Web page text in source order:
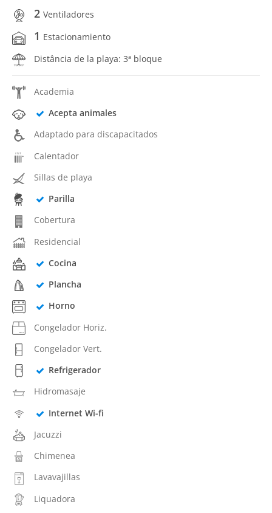
2 Ventiladores
1 Estacionamiento
Distância de la playa: 3ª bloque
Academia
Acepta animales
Adaptado para discapacitados
Calentador
Sillas de playa
Parilla
Cobertura
Residencial
Cocina
Plancha
Horno
Congelador Horiz.
Congelador Vert.
Refrigerador
Hidromasaje
Internet Wi-fi
Jacuzzi
Chimenea
Lavavajillas
Liquadora